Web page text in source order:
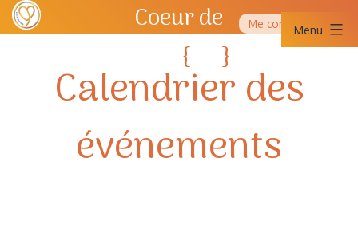
Aller
au
Coeur de
{ }
Me contacterMenu